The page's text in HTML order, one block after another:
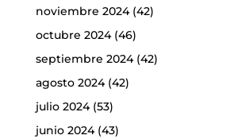
noviembre 2024(42)
octubre 2024(46)
septiembre 2024(42)
agosto 2024(42)
julio 2024(53)
junio 2024(43)